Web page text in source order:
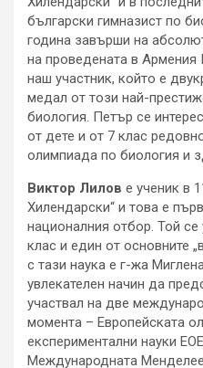
български гимназист по
година завърши на
на проведената в Армения
наш участник, който е
медал от този най-
биология. Петър се
от дете и от 7 клас
олимпиада по биология и
Виктор Лилов е ученик в
Хилендарски“ и това е
националния отбор. Той
клас и един от основните
с тази наука е г-жа
увлекателен начин да
участвал на две
момента – Европейската
експериментални науки
Международната